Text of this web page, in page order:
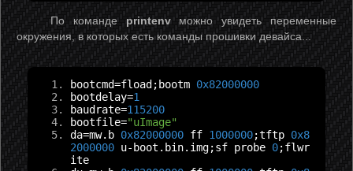
По команде printenvможно увидеть переменные
окружения, в которых есть команды прошивки девайса...
bootcmd=fload ; bootm 0x82000000
bootdelay=1
baudrate=115200
bootfile="uImage"
da=mw. b 0x82000000 ff 1000000;tftp 0x8
2000000 u- boot . bin. img;sf probe 0;flwr
ite